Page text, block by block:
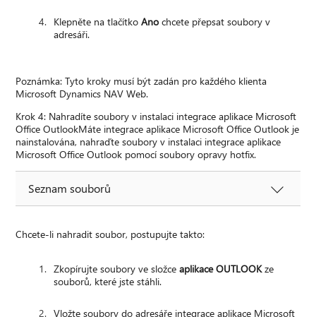
Klepněte na tlačítkoAno chcete přepsat soubory v
adresáři.
Poznámka: Tyto kroky musí být zadán pro každého klienta
Microsoft Dynamics NAV Web.
Krok 4: Nahradíte soubory v instalaci integrace aplikace Microsoft
Office OutlookMáte integrace aplikace Microsoft Office Outlook je
nainstalována, nahraďte soubory v instalaci integrace aplikace
Microsoft Office Outlook pomocí soubory opravy hotfix.
Seznam souborů
Chcete-li nahradit soubor, postupujte takto:
Zkopírujte soubory ve složceaplikace OUTLOOKze
souborů, které jste stáhli.
Vložte soubory do adresáře integrace aplikace Microsoft